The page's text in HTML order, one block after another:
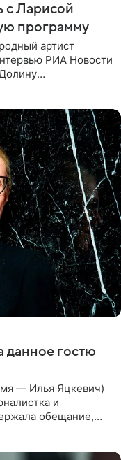
с Ларисой
программу
артист
РИА Новости
данное гостю
— Илья Яцкевич)
и
обещание,